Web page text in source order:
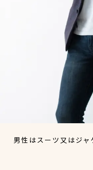
男性はスーツ又はジャ